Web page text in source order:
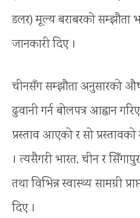
डलर) मूल्य बराबरको सम्झौता
जानकारी दिए ।
चीनसँग सम्झौता अनुसारको
ढुवानी गर्न बोलपत्र आह्वान
प्रस्ताव आएको र सो
। त्यसैगरी भारत, चीन र
तथा विभिन्न स्वास्थ्य सामग्री
दिए ।